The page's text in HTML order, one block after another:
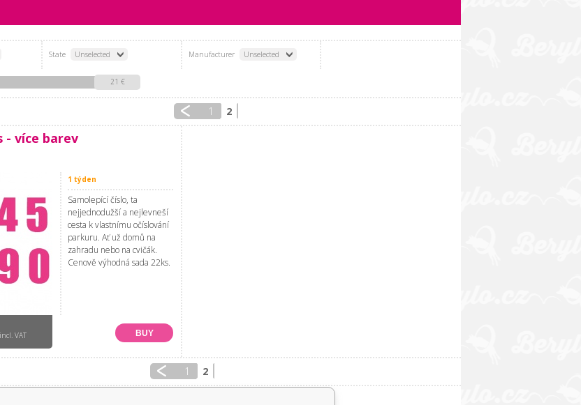
State Unselected Manufacturer Unselected
21 €
1 2
- více barev
VAT
1 týden
Samolepící číslo, ta
nejjednodužší a nejlevneší
cesta k vlastnímu očíslování
parkuru. Ať už domů na
zahradu nebo na cvičák.
Cenově výhodná sada 22ks.
BUY
1 2